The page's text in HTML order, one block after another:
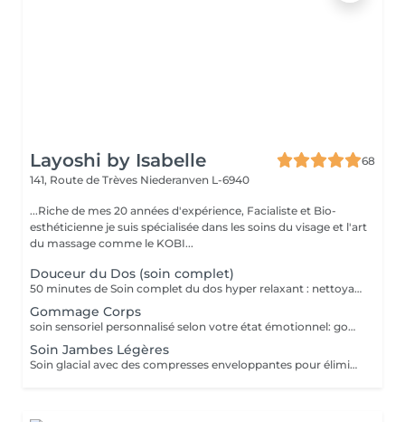
Layoshi by Isabelle
68
141, Route de Trèves Niederanven L-6940
...Riche de mes 20 années d'expérience, Facialiste et Bio-
esthéticienne je suis spécialisée dans les soins du visage et l'art
du massage comme le KOBI...
Douceur du Dos (soin complet)
50 minutes de Soin complet du dos hyper relaxant : nettoyage profond + gommage + massage + enveloppement + crème hydratante. Détente garantie
Gommage Corps
soin sensoriel personnalisé selon votre état émotionnel: gommage complet du corps au sel rose de l'Himalaya pour une peau douce et satinée + douche
Soin Jambes Légères
Soin glacial avec des compresses enveloppantes pour éliminer la sensation de jambes lourdes + massage drainant pour relancer la circulation dans le soin premium